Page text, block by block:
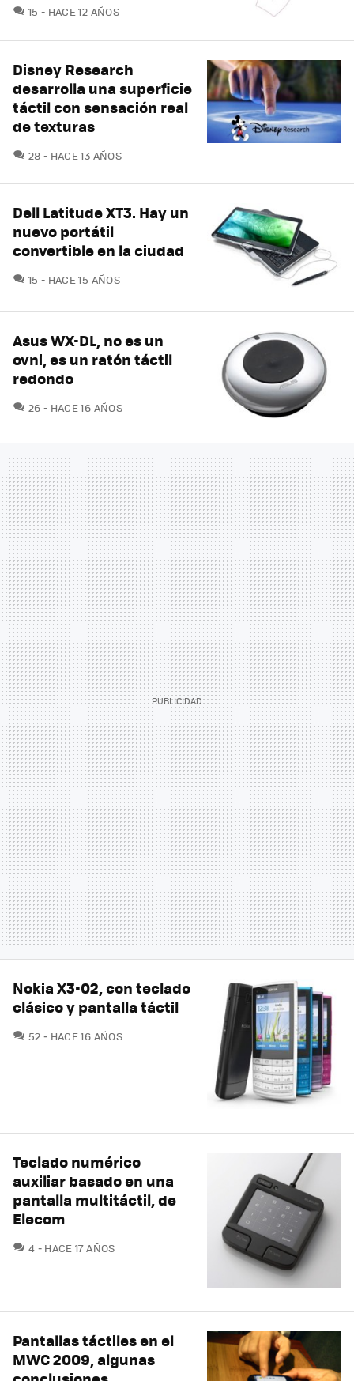
15 COMENTARIOS
HACE 12 AÑOS
Disney Research
desarrolla una superficie
táctil con sensación real
de texturas
28 COMENTARIOS
HACE 13 AÑOS
Dell Latitude XT3. Hay un
nuevo portátil
convertible en la ciudad
15 COMENTARIOS
HACE 15 AÑOS
Asus WX-DL, no es un
ovni, es un ratón táctil
redondo
26 COMENTARIOS
HACE 16 AÑOS
Nokia X3-02, con teclado
clásico y pantalla táctil
52 COMENTARIOS
HACE 16 AÑOS
Teclado numérico
auxiliar basado en una
pantalla multitáctil, de
Elecom
4 COMENTARIOS
HACE 17 AÑOS
Pantallas táctiles en el
MWC 2009, algunas